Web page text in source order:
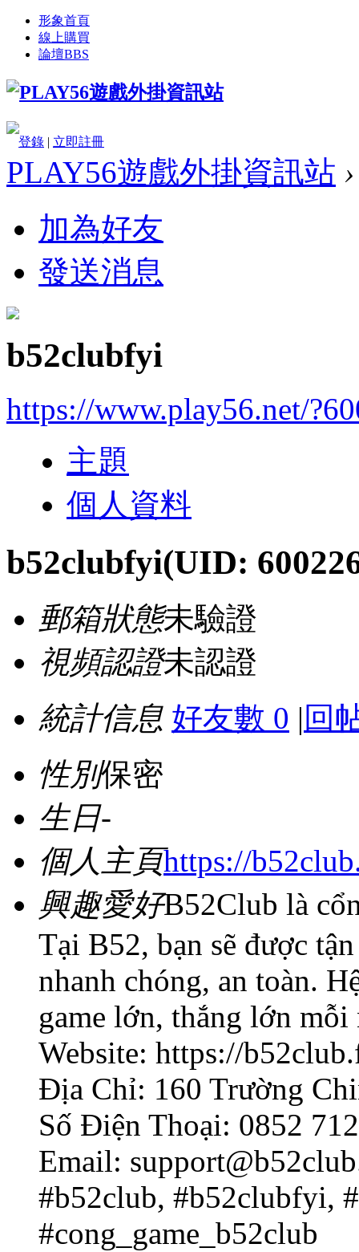
形象首頁
線上購買
論壇BBS
登錄 | 立即註冊
PLAY56遊戲外掛資訊站 ›
加為好友
發送消息
b52clubfyi
https://www.play56.net/
主題
個人資料
b52clubfyi(UID:
郵箱狀態未驗證
視頻認證未認證
統計信息 好友數 0 | 回
性別保密
生日-
個人主頁https://
興趣愛好B52Club là
Tại B52, bạn sẽ được
nhanh chóng, an toàn.
game lớn, thắng lớn mỗi
Website: https://
Địa Chỉ: 160 Trường
Số Điện Thoại: 0852
Email:
#b52club, #b52clubfyi,
#cong_game_b52club